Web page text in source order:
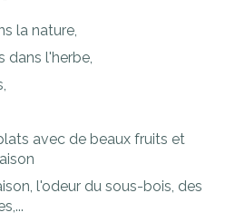
la nature,
dans l'herbe,
avec de beaux fruits et
l'odeur du sous-bois, des